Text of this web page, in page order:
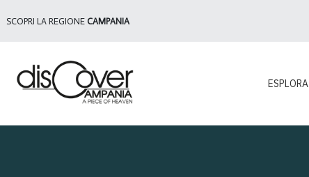
SCOPRI LA REGIONE CAMPANIA
ESPLORA